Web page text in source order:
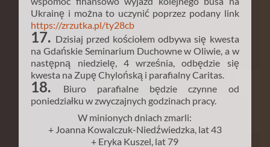
Ukrainę i można to uczynić poprzez podany link
https://zrzutka.pl/ty28cb
17. Dzisiaj przed kościołem odbywa się kwesta
na Gdańskie Seminarium Duchowne w Oliwie, a w
następną niedzielę, 4 września, odbędzie się
kwesta na Zupę Chylońską i parafialny Caritas.
18.
Biuro parafialne będzie czynne od
poniedziałku w zwyczajnych godzinach pracy.
W minionych dniach zmarli:
+ Joanna Kowalczuk-Niedźwiedzka, lat 43
+ Eryka Kuszel, lat 79